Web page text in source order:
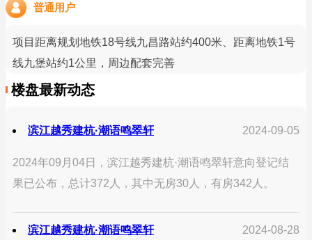
普通用户
项目距离规划地铁18号线九昌路站约400米、距离地铁1号
线九堡站约1公里，周边配套完善
楼盘最新动态
滨江越秀建杭·潮语鸣翠轩 2024-09-05
2024年09月04日，滨江越秀建杭·潮语鸣翠轩意向登记结
果已公布，总计372人，其中无房30人，有房342人。
滨江越秀建杭·潮语鸣翠轩 2024-08-28